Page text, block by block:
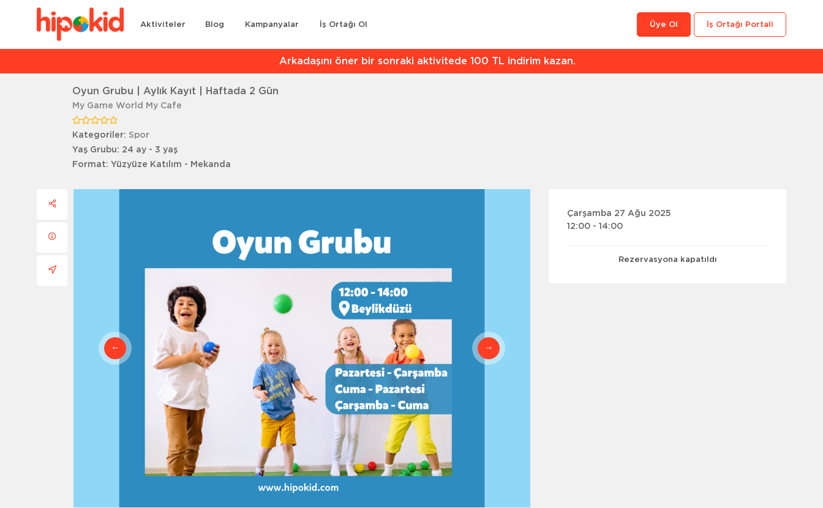
Aktiviteler Blog Kampanyalar İş Ortağı Ol İş Ortağı Portali
Üye Ol
Arkadaşını öner bir sonraki aktivitede 100 TL indirim kazan.
Oyun Grubu | Aylık Kayıt | Haftada 2 Gün
My Game World My Cafe
Kategoriler: Spor
Yaş Grubu: 24 ay - 3 yaş
Format: Yüzyüze Katılım - Mekanda
Çarşamba 27 Ağu 2025
12:00 - 14:00
Rezervasyona kapatıldı